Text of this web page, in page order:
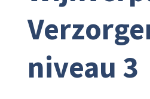
niveau 3